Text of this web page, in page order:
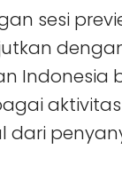
sesi
Indonesia
dari